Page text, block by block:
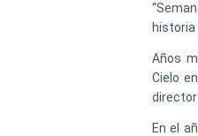
historia
Años
Cielo
director
En el